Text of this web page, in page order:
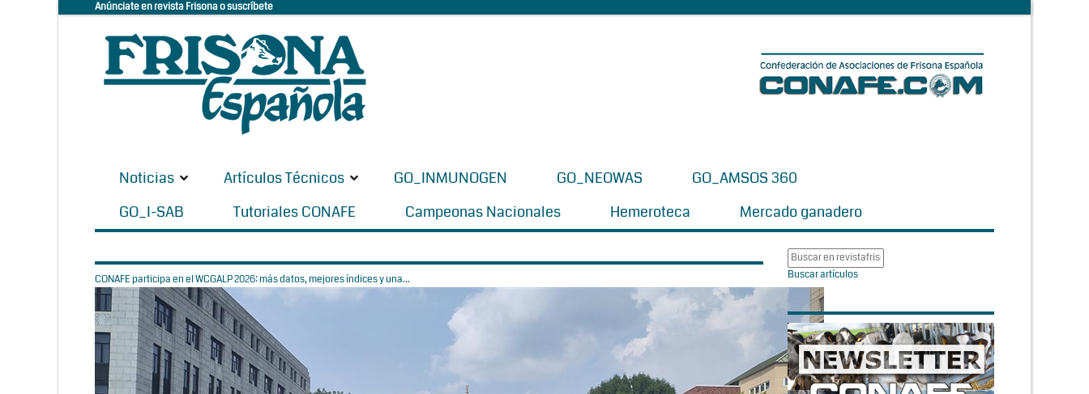
Anúnciate en revista Frisona o suscríbete
Noticias Artículos Técnicos GO_INMUNOGEN GO_NEOWAS
GO_AMSOS 360
GO_I-SAB
Tutoriales CONAFE Campeonas Nacionales Hemeroteca Mercado ganadero
CONAFE participa en el WCGALP 2026: más datos, mejores índices y una... Buscar artículos